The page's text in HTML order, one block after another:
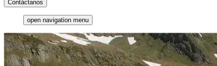
Contáctanos
open navigation menu